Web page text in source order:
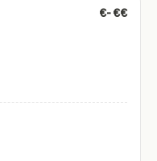
€-€€